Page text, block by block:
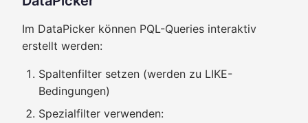
Im DataPicker können PQL-Queries interaktiv
erstellt werden:
Spaltenfilter setzen (werden zu LIKE-
Bedingungen)
Spezialfilter verwenden: